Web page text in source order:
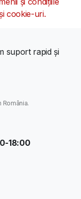
cookie-uri.
suport rapid și
România.
18:00